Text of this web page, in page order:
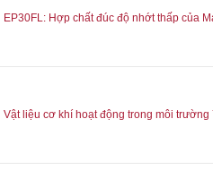
EP30FL: Hợp chất đúc độ nhớt thấp của
Vật liệu cơ khí hoạt động trong môi trường